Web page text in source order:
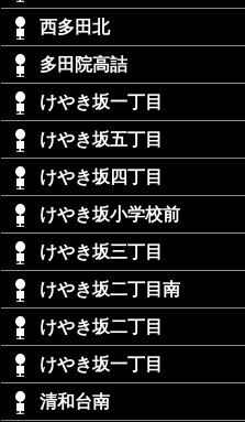
西多田北
多田院高詰
けやき坂一丁目
けやき坂五丁目
けやき坂四丁目
けやき坂小学校前
けやき坂三丁目
けやき坂二丁目南
けやき坂二丁目
けやき坂一丁目
清和台南